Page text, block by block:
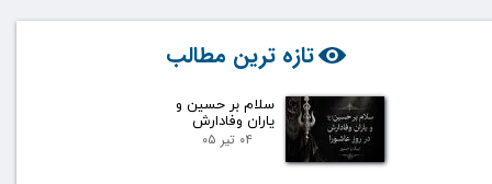
تازه ترین مطالب
سلام بر حسین و
یاران وفادارش
۰۴ تیر ۰۵